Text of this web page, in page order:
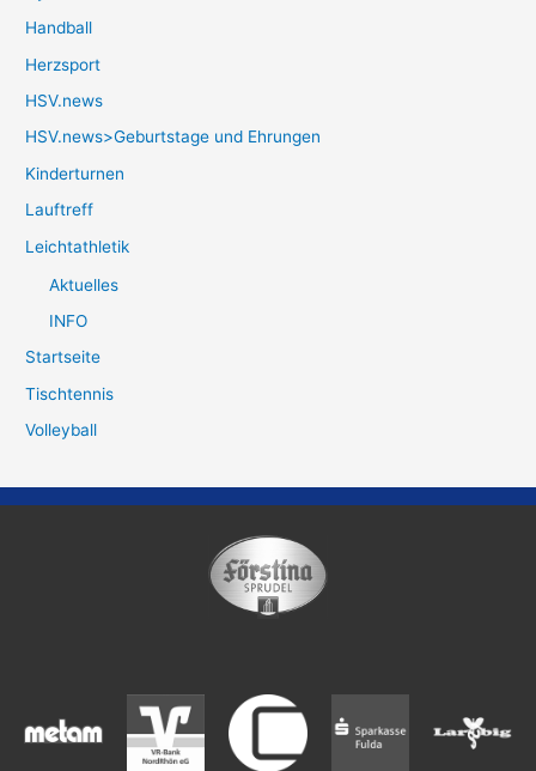
Handball
Herzsport
HSV.news
HSV.news>Geburtstage und Ehrungen
Kinderturnen
Lauftreff
Leichtathletik
Aktuelles
INFO
Startseite
Tischtennis
Volleyball